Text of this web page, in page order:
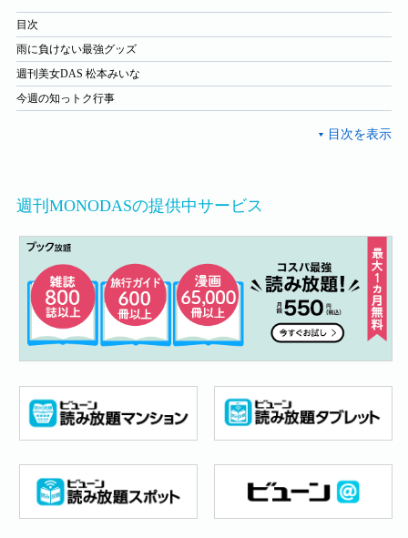
目次
雨に負けない最強グッズ
週刊美女DAS 松本みいな
今週の知っトク行事
週刊MONODASの提供中サービス